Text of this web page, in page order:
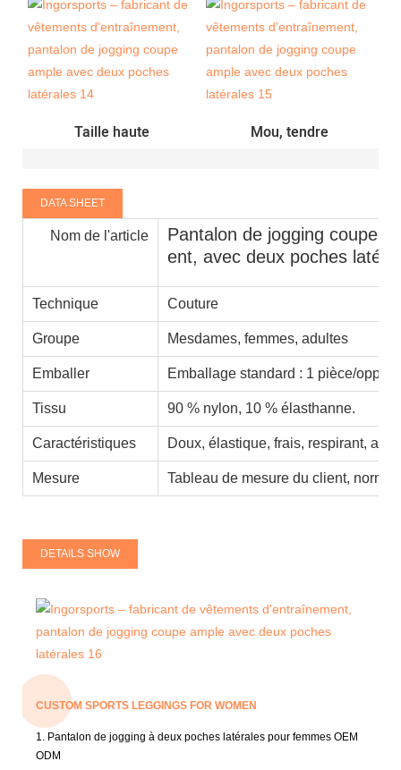
Taille haute Mou, tendre
DATA SHEET
Nom de l'article
Pantalon de jogging coupe
ent, avec deux poches
Technique Couture
Groupe Mesdames, femmes, adultes
Emballer Emballage standard : 1 pièce/opp
Tissu 90 % nylon, 10 % élasthanne.
Caractéristiques Doux, élastique, frais, respirant,
Mesure Tableau de mesure du client,
DETAILS SHOW
CUSTOM SPORTS LEGGINGS FOR WOMEN
1. Pantalon de jogging à deux poches latérales pour femmes OEM
ODM